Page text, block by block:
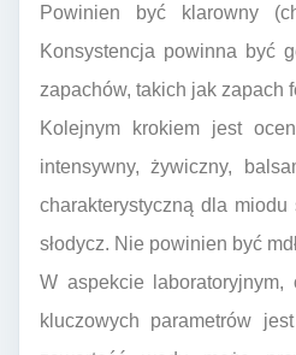
Powinien być klarowny
Konsystencja powinna być
zapachów, takich jak zapach
Kolejnym krokiem jest
intensywny, żywiczny,
charakterystyczną dla
słodycz. Nie powinien być
W aspekcie
kluczowych parametrów